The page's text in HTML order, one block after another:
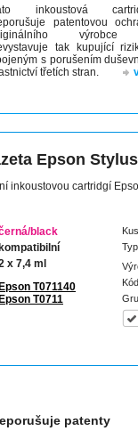
inkoustová
patentovou
tak kupující
s porušením
třetích stran.
Epson
inkoustovou cartridgí
black
kompatibilní
x 7,4 ml
Epson T071140
Epson T0711
patenty